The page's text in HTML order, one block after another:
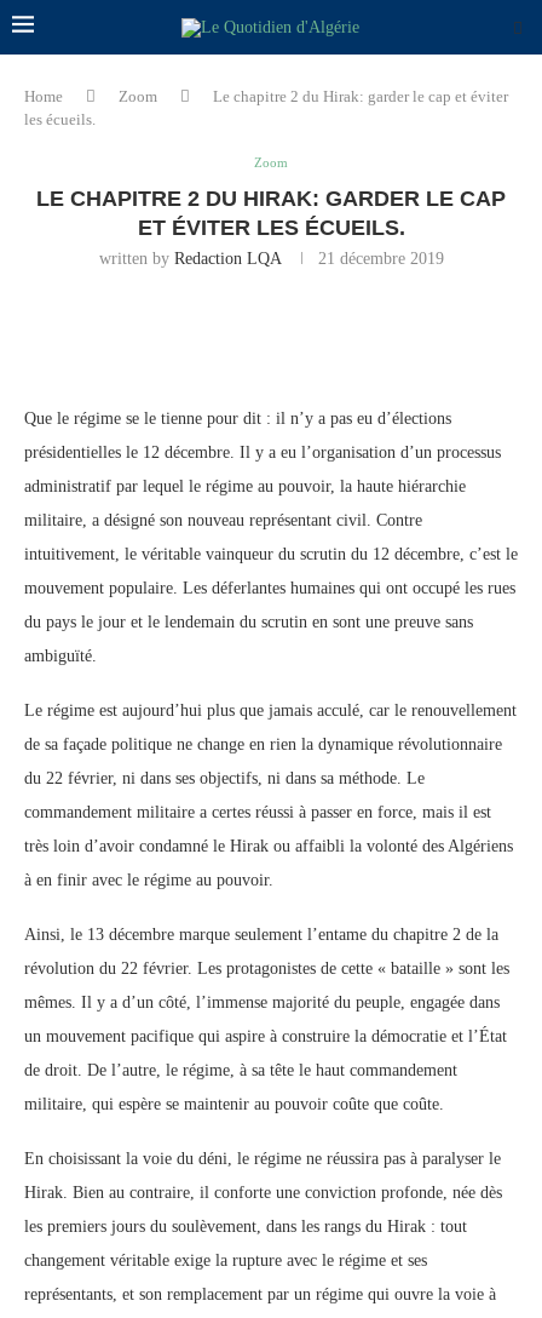
Home Zoom
Le chapitre 2 du Hirak: garder le cap et éviter
les écueils.
Zoom
LE CHAPITRE 2 DU HIRAK: GARDER LE CAP
ET ÉVITER LES ÉCUEILS.
written by Redaction LQA 21 décembre 2019
Que le régime se le tienne pour dit : il n’y a pas eu d’élections
présidentielles le 12 décembre. Il y a eu l’organisation d’un processus
administratif par lequel le régime au pouvoir, la haute hiérarchie
militaire, a désigné son nouveau représentant civil. Contre
intuitivement, le véritable vainqueur du scrutin du 12 décembre, c’est le
mouvement populaire. Les déferlantes humaines qui ont occupé les rues
du pays le jour et le lendemain du scrutin en sont une preuve sans
ambiguïté.
Le régime est aujourd’hui plus que jamais acculé, car le renouvellement
de sa façade politique ne change en rien la dynamique révolutionnaire
du 22 février, ni dans ses objectifs, ni dans sa méthode. Le
commandement militaire a certes réussi à passer en force, mais il est
très loin d’avoir condamné le Hirak ou affaibli la volonté des Algériens
à en finir avec le régime au pouvoir.
Ainsi, le 13 décembre marque seulement l’entame du chapitre 2 de la
révolution du 22 février. Les protagonistes de cette « bataille » sont les
mêmes. Il y a d’un côté, l’immense majorité du peuple, engagée dans
un mouvement pacifique qui aspire à construire la démocratie et l’État
de droit. De l’autre, le régime, à sa tête le haut commandement
militaire, qui espère se maintenir au pouvoir coûte que coûte.
En choisissant la voie du déni, le régime ne réussira pas à paralyser le
Hirak. Bien au contraire, il conforte une conviction profonde, née dès
les premiers jours du soulèvement, dans les rangs du Hirak : tout
changement véritable exige la rupture avec le régime et ses
représentants, et son remplacement par un régime qui ouvre la voie à